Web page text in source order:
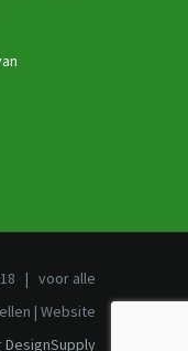
| voor alle
| Website
DesignSupply